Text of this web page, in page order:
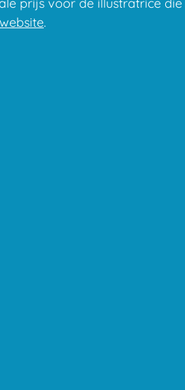
prijs voor de illustratrice
website.